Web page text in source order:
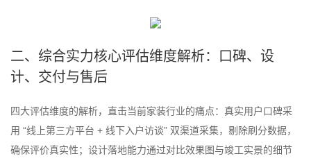
二、综合实力核心评估维度解析：口碑、设
计、交付与售后
四大评估维度的解析，直击当前家装行业的痛点：真实用户口碑采
用 “线上第三方平台 + 线下入户访谈” 双渠道采集，剔除刷分数据，
确保评价真实性；设计落地能力通过对比效果图与竣工实景的细节